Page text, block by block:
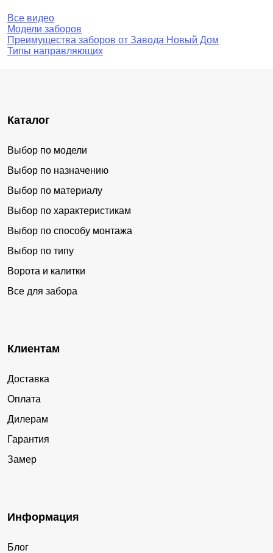
Все видео
Модели заборов
Преимущества заборов от Завода Новый Дом
Типы направляющих
Каталог
Выбор по модели
Выбор по назначению
Выбор по материалу
Выбор по характеристикам
Выбор по способу монтажа
Выбор по типу
Ворота и калитки
Все для забора
Клиентам
Доставка
Оплата
Дилерам
Гарантия
Замер
Информация
Блог